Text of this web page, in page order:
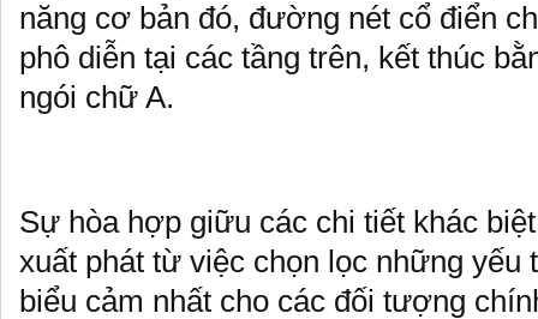
năng cơ bản đó, đường nét cổ điển
phô diễn tại các tầng trên, kết thúc
ngói chữ A.
Sự hòa hợp giữu các chi tiết khác
xuất phát từ việc chọn lọc những yếu
biểu cảm nhất cho các đối tượng